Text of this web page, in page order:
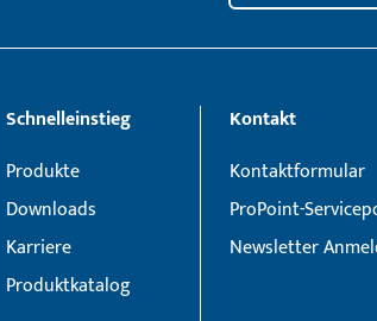
Schnelleinstieg
Produkte
Downloads
Karriere
Produktkatalog
Kontakt
Kontaktformular
ProPoint-
Newsletter